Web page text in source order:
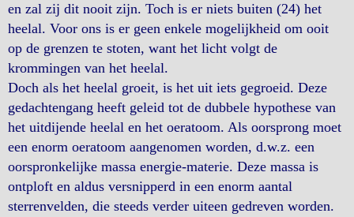
en zal zij dit nooit zijn. Toch is er niets buiten (24) het
heelal. Voor ons is er geen enkele mogelijkheid om ooit
op de grenzen te stoten, want het licht volgt de
krommingen van het heelal.
Doch als het heelal groeit, is het uit iets gegroeid. Deze
gedachtengang heeft geleid tot de dubbele hypothese van
het uitdijende heelal en het oeratoom. Als oorsprong moet
een enorm oeratoom aangenomen worden, d.w.z. een
oorspronkelijke massa energie-materie. Deze massa is
ontploft en aldus versnipperd in een enorm aantal
sterrenvelden, die steeds verder uiteen gedreven worden.